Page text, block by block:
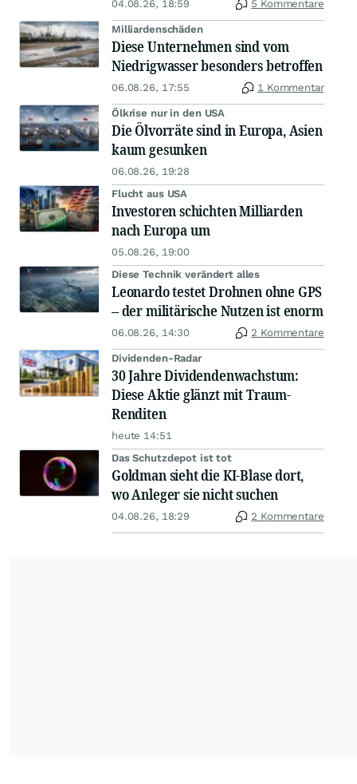
04.08.26, 18:59 5 Kommentare
Milliardenschäden
Diese Unternehmen sind vom
Niedrigwasser besonders betroffen
06.08.26, 17:55 1 Kommentar
Ölkrise nur in den USA
Die Ölvorräte sind in Europa, Asien
kaum gesunken
06.08.26, 19:28
Flucht aus USA
Investoren schichten Milliarden
nach Europa um
05.08.26, 19:00
Diese Technik verändert alles
Leonardo testet Drohnen ohne GPS
– der militärische Nutzen ist enorm
06.08.26, 14:30 2 Kommentare
Dividenden-Radar
30 Jahre Dividendenwachstum:
Diese Aktie glänzt mit Traum-
Renditen
heute 14:51
Das Schutzdepot ist tot
Goldman sieht die KI-Blase dort,
wo Anleger sie nicht suchen
04.08.26, 18:29 2 Kommentare